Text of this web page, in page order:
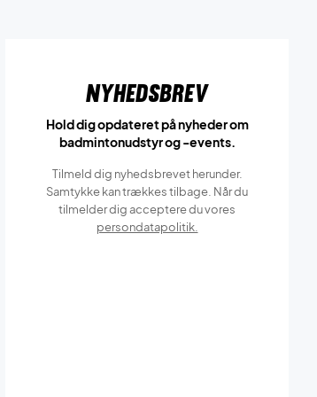
Nyhedsbrev
Hold dig opdateret på nyheder om
badmintonudstyr og -events.
Tilmeld dig nyhedsbrevet herunder.
Samtykke kan trækkes tilbage. Når du
tilmelder dig acceptere du vores
persondatapolitik.